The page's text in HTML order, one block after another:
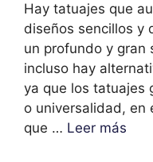
Hay tatuajes que
diseños sencillos y
un profundo y gran
incluso hay
ya que los tatuajes
o universalidad, en
que … Leer más